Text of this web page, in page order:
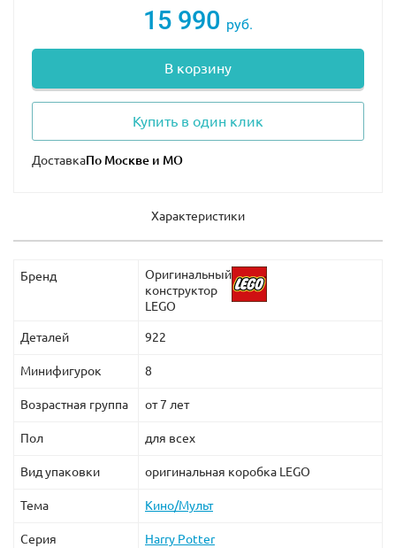
15 990 руб.
В корзину
Купить в один клик
Доставка
Характеристики
Бренд
Оригинальный
конструктор
LEGO
Деталей 922
Минифигурок 8
Возрастная группа от 7 лет
Пол для всех
Вид упаковки оригинальная коробка LEGO
Тема Кино/Мульт
Серия Harry Potter